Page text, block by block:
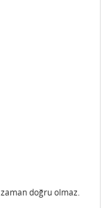
doğru olmaz.